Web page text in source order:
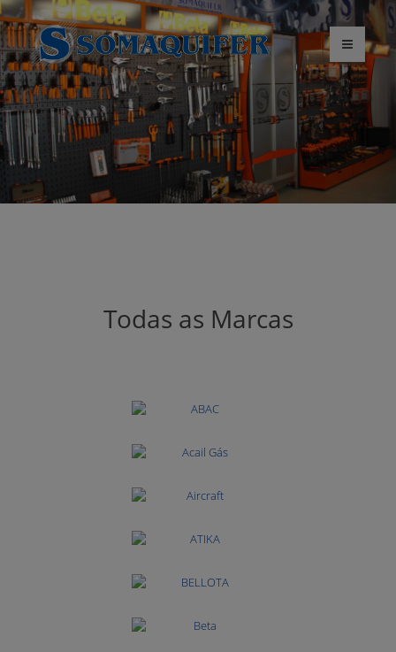
Todas as Marcas